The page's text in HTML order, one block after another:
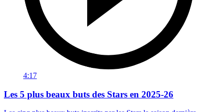
4:17
Les 5 plus beaux buts des Stars en 2025-26